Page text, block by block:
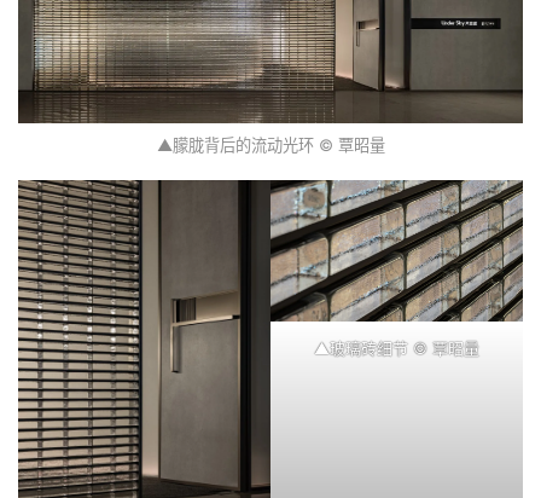
▲朦胧背后的流动光环 © 覃昭量
▲玻璃砖细节 © 覃昭量